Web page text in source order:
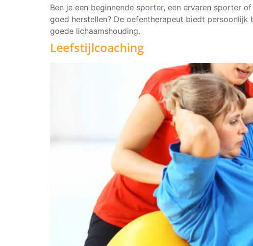
Ben je een beginnende sporter, een ervaren sporter
goed herstellen? De oefentherapeut biedt
goede lichaamshouding.
Leefstijlcoaching